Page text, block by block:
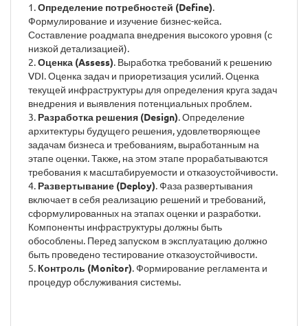
1.Определение потребностей (Define).
Формулирование и изучение бизнес-кейса.
Составление роадмапа внедрения высокого уровня (с
низкой детализацией).
2.Оценка (Assess). Выработка требований к решению
VDI. Оценка задач и приоретизация усилий. Оценка
текущей инфраструктуры для определения круга задач
внедрения и выявления потенциальных проблем.
3. Разработка решения (Design). Определение
архитектуры будущего решения, удовлетворяющее
задачам бизнеса и требованиям, выработанным на
этапе оценки. Также, на этом этапе прорабатываются
требования к масштабируемости и отказоустойчивости.
4. Развертывание (Deploy). Фаза развертывания
включает в себя реализацию решений и требований,
сформулированных на этапах оценки и разработки.
Компоненты инфраструктуры должны быть
обособлены. Перед запуском в эксплуатацию должно
быть проведено тестирование отказоустойчивости.
5. Контроль (Monitor). Формирование регламента и
процедур обслуживания системы.